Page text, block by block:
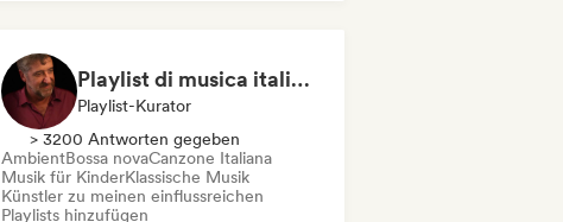
Playlist di musica italiana e internazionale
Playlist-Kurator
> 3200 Antworten gegeben
AmbientBossa novaCanzone Italiana
Musik für KinderKlassische Musik
Künstler zu meinen einflussreichen
Playlists hinzufügen